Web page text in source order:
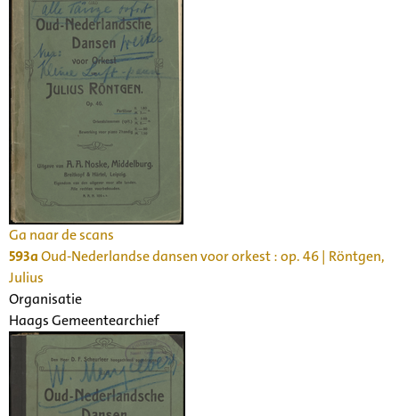
Ga naar de scans
593aOud-Nederlandse dansen voor orkest : op. 46 | Röntgen,
Julius
Organisatie
Haags Gemeentearchief